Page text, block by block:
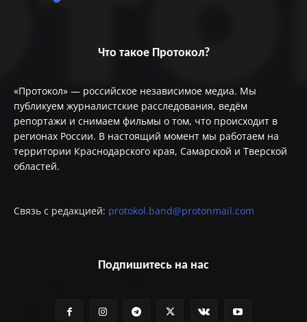
Что такое Протокол?
«Протокол» — российское независимое медиа. Мы
публикуем журналистские расследования, ведём
репортажи и снимаем фильмы о том, что происходит в
регионах России. В настоящий момент мы работаем на
территории Краснодарского края, Самарской и Тверской
областей.
Связь с редакцией: protokol.band@protonmail.com
Подпишитесь на нас